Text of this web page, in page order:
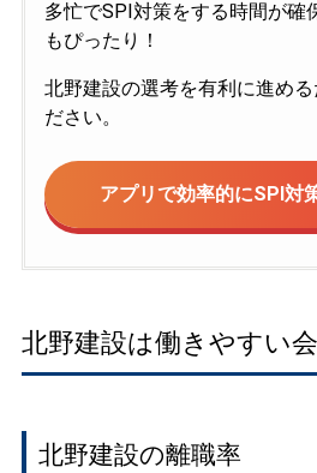
多忙でSPI対策をする時間が確
もぴったり！
北野建設の選考を有利に進める
ださい。
アプリで効率的にSPI対
北野建設は働きやすい
北野建設の離職率